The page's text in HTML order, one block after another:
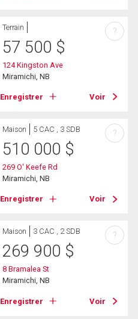
Terrain
57 500 $
124 Kingston Ave
Miramichi, NB
Enregistrer Voir
?
Maison 5 CAC , 3 SDB
510 000 $
269 O' Keefe Rd
Miramichi, NB
Enregistrer Voir
?
Maison 3 CAC , 2 SDB
269 900 $
8 Bramalea St
Miramichi, NB
Enregistrer Voir
?